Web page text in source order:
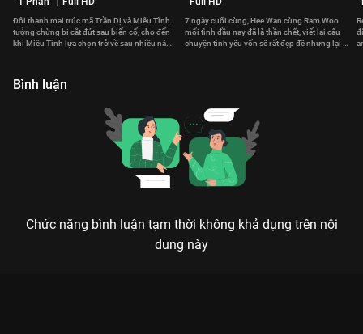
Đôi thanh mai trúc mã Trần Dị và Miêu Tĩnh
tưởng chừng bị cắt đứt sau biến cố, cho đến
khi Miêu Tĩnh lựa chọn trở về sau nhiều năm
7 ngày cuối cùng, Hee Wan cùng Ram Woo
mối tình đầu nay đã là thần chết, viết lại câu
chuyện tình yêu vốn sẽ rất đẹp đẽ nhưng lại bị
Bình luận
Chức năng bình luận tạm thời không khả dụng trên nội
dung này